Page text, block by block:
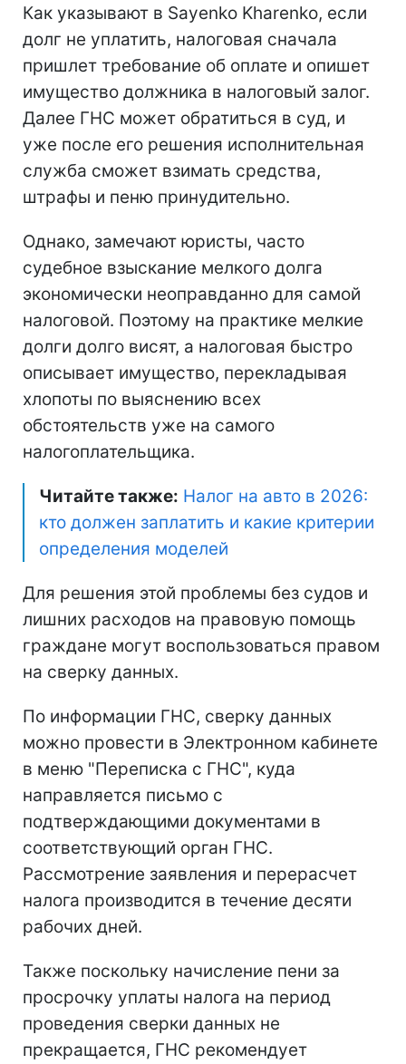
Как указывают в Sayenko Kharenko, если
долг не уплатить, налоговая сначала
пришлет требование об оплате и опишет
имущество должника в налоговый залог.
Далее ГНС может обратиться в суд, и
уже после его решения исполнительная
служба сможет взимать средства,
штрафы и пеню принудительно.
Однако, замечают юристы, часто
судебное взыскание мелкого долга
экономически неоправданно для самой
налоговой. Поэтому на практике мелкие
долги долго висят, а налоговая быстро
описывает имущество, перекладывая
хлопоты по выяснению всех
обстоятельств уже на самого
налогоплательщика.
Читайте также: Налог на авто в 2026:
кто должен заплатить и какие критерии
определения моделей
Для решения этой проблемы без судов и
лишних расходов на правовую помощь
граждане могут воспользоваться правом
на сверку данных.
По информации ГНС, сверку данных
можно провести в Электронном кабинете
в меню "Переписка с ГНС", куда
направляется письмо с
подтверждающими документами в
соответствующий орган ГНС.
Рассмотрение заявления и перерасчет
налога производится в течение десяти
рабочих дней.
Также поскольку начисление пени за
просрочку уплаты налога на период
проведения сверки данных не
прекращается, ГНС рекомендует